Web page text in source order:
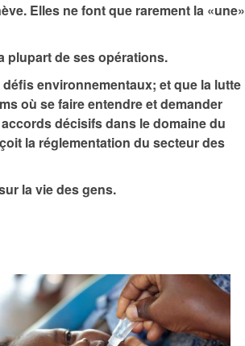
Elles ne font que rarement la «une»
plupart de ses opérations.
environnementaux; et que la lutte
où se faire entendre et demander
décisifs dans le domaine du
la réglementation du secteur des
la vie des gens.